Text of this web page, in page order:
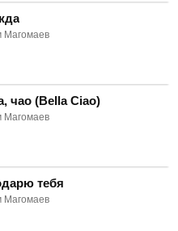
Магомаев
чао (Bella Ciao)
Магомаев
тебя
Магомаев